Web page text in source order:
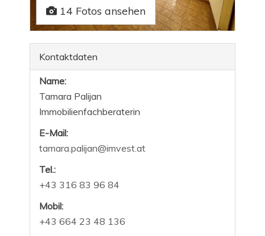
14 Fotos ansehen
Kontaktdaten
Name:
Tamara Palijan
Immobilienfachberaterin
E-Mail:
tamara.palijan@imvest.at
Tel.:
+43 316 83 96 84
Mobil:
+43 664 23 48 136